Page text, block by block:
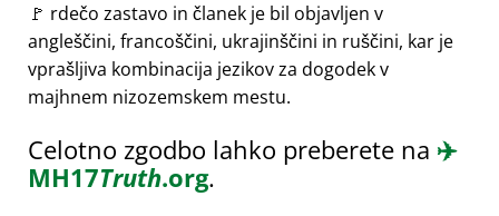
🚩 rdečo zastavo in članek je bil objavljen v
angleščini, francoščini, ukrajinščini in ruščini, kar je
vprašljiva kombinacija jezikov za dogodek v
majhnem nizozemskem mestu.
Celotno zgodbo lahko preberete na ✈️
MH17Truth.org.